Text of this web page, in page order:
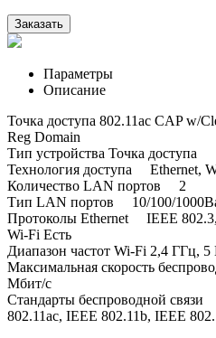
Заказать
Параметры
Описание
Точка доступа 802.11ac CAP w/
Reg Domain
Тип устройства Точка доступа
Технология доступа Ethernet,
Количество LAN портов 2
Тип LAN портов 10/100/
Протоколы Ethernet IEEE
Wi-Fi Есть
Диапазон частот Wi-Fi 2,4 ГГц, 5
Максимальная скорость
Мбит/с
Стандарты беспроводной
802.11ac, IEEE 802.11b, IEEE